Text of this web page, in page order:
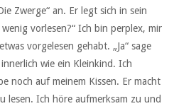
Zwerge“ an. Er legt sich in sein
vorlesen?“ Ich bin perplex, mir
vorgelesen gehabt. „Ja“ sage
wie ein Kleinkind. Ich
noch auf meinem Kissen. Er macht
lesen. Ich höre aufmerksam zu und